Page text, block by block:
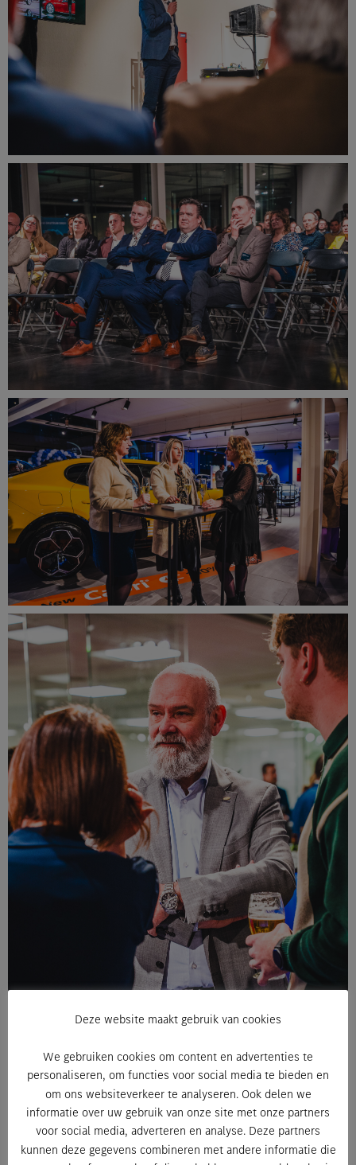
Deze website maakt gebruik van cookies
We gebruiken cookies om content en advertenties te
personaliseren, om functies voor social media te bieden en
om ons websiteverkeer te analyseren. Ook delen we
informatie over uw gebruik van onze site met onze partners
voor social media, adverteren en analyse. Deze partners
kunnen deze gegevens combineren met andere informatie die